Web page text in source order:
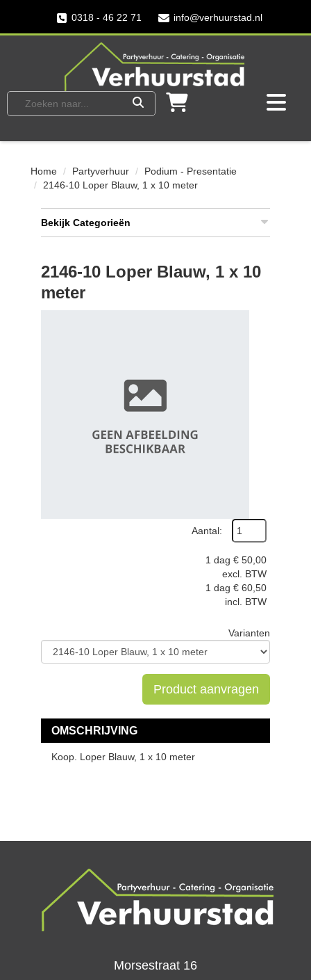
0318 - 46 22 71 info@verhuurstad.nl
Home Partyverhuur
Podium - Presentatie
2146-10 Loper Blauw, 1 x 10 meter
Bekijk Categorieën
2146-10 Loper Blauw, 1 x 10
meter
Aantal:
1 dag € 50,00
excl. BTW
1 dag € 60,50
incl. BTW
Varianten
Product aanvragen
OMSCHRIJVING
Koop. Loper Blauw, 1 x 10 meter
Morsestraat 16